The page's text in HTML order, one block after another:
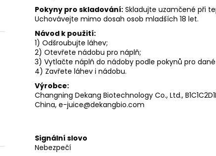
Pokyny pro skladování: Skladujte uzamčené při
Uchovávejte mimo dosah osob mladších 18 let.
Návod k použití:
1) Odšroubujte láhev;
2) Otevřete nádobu pro náplň;
3) Vytlačte náplň do nádoby podle pokynů pro
4) Zavřete láhev i nádobu.
Výrobce:
Changning Dekang Biotechnology Co., Ltd.,
China, e-juice@dekangbio.com
Signální slovo
Nebezpečí